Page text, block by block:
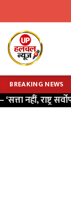
BREAKING NEWS
राष्ट्र सर्वोपरि’ |